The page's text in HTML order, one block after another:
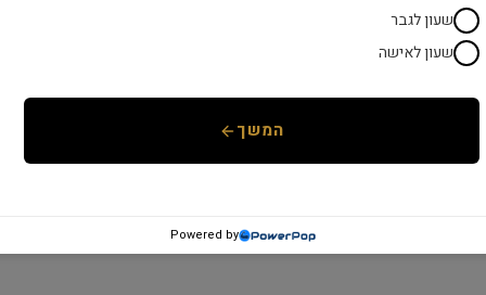
שעון לגבר
שעון לאישה
המשך
Powered by